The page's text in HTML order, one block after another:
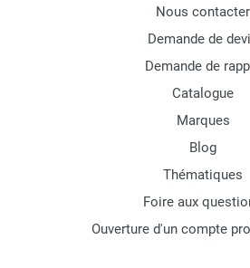
Nous contacter
Demande de
Demande de
Catalogue
Marques
Blog
Thématiques
Foire aux
Ouverture d'un compte